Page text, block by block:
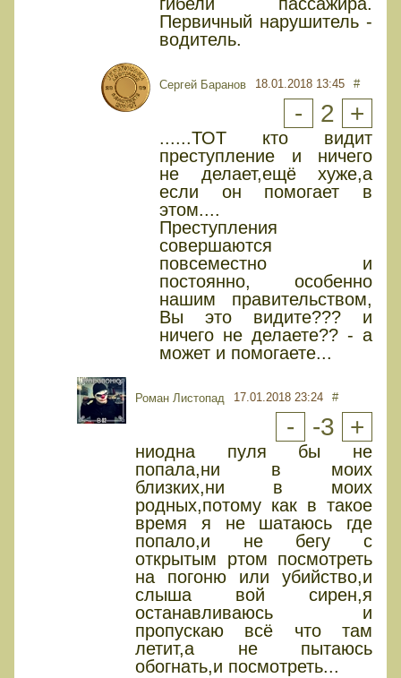
Первичный нарушитель -
водитель.
Сергей Баранов 18.01.2018 13:45 #
- 2 +
......ТОТ кто видит
преступление и ничего
не делает,ещё хуже,а
если он помогает в
этом....
Преступления
совершаются
повсеместно и
постоянно, особенно
нашим правительством,
Вы это видите??? и
ничего не делаете?? - а
может и помогаете...
Роман Листопад 17.01.2018 23:24 #
- -3 +
ниодна пуля бы не
попала,ни в моих
близких,ни в моих
родных,потому как в такое
время я не шатаюсь где
попало,и не бегу с
открытым ртом посмотреть
на погоню или убийство,и
слыша вой сирен,я
останавливаюсь и
пропускаю всё что там
летит,а не пытаюсь
обогнать,и посмотреть...